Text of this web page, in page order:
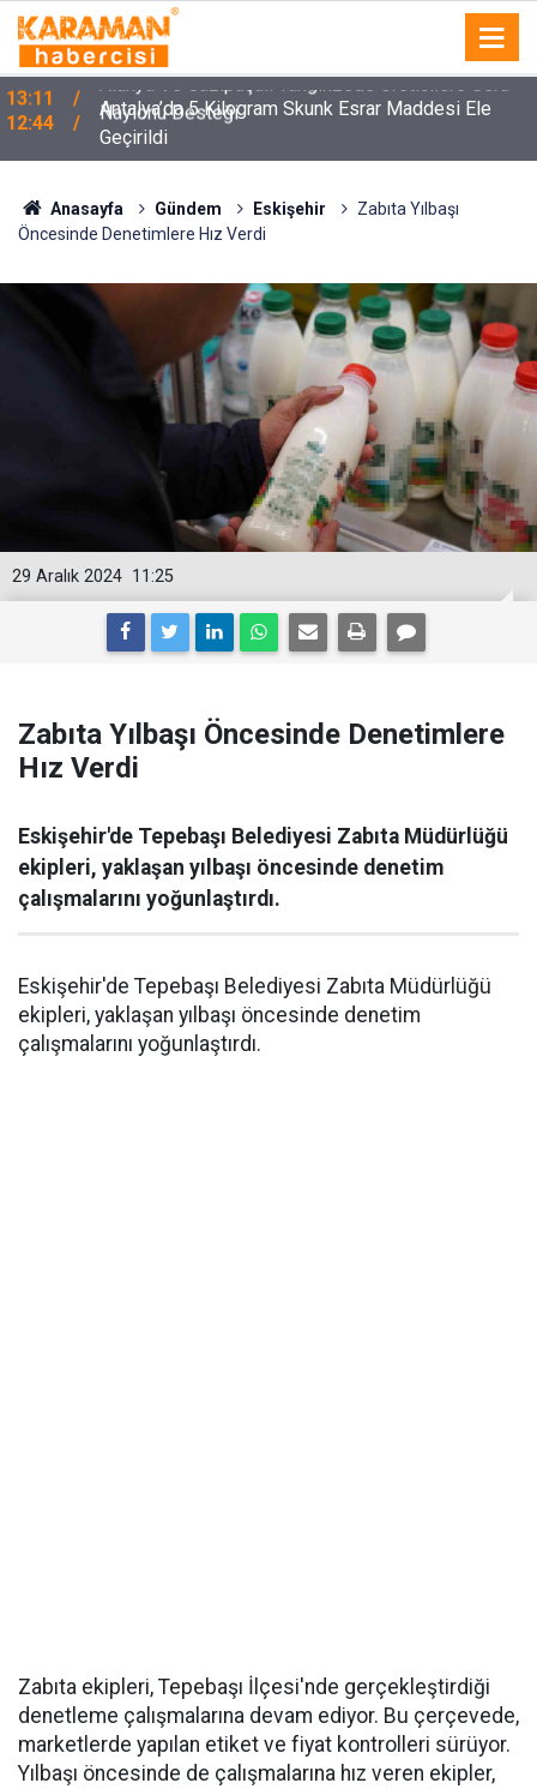
12:44
Antalya’da 5 Kilogram Skunk Esrar Maddesi Ele
Geçirildi
Anasayfa Gündem Eskişehir
Zabıta Yılbaşı
Öncesinde Denetimlere Hız Verdi
11:25
29 Aralık 2024
Zabıta Yılbaşı Öncesinde Denetimlere
Hız Verdi
Eskişehir'de Tepebaşı Belediyesi Zabıta Müdürlüğü
ekipleri, yaklaşan yılbaşı öncesinde denetim
çalışmalarını yoğunlaştırdı.
Eskişehir'de Tepebaşı Belediyesi Zabıta Müdürlüğü
ekipleri, yaklaşan yılbaşı öncesinde denetim
çalışmalarını yoğunlaştırdı.
Zabıta ekipleri, Tepebaşı İlçesi'nde gerçekleştirdiği
denetleme çalışmalarına devam ediyor. Bu çerçevede,
marketlerde yapılan etiket ve fiyat kontrolleri sürüyor.
Yılbaşı öncesinde de çalışmalarına hız veren ekipler,